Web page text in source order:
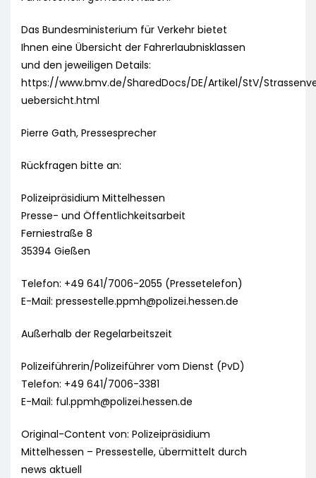
Das Bundesministerium für Verkehr bietet
Ihnen eine Übersicht der Fahrerlaubnisklassen
und den jeweiligen Details:
https://www.bmv.de/SharedDocs/DE/Artikel/StV/
uebersicht.html
Pierre Gath, Pressesprecher
Rückfragen bitte an:
Polizeipräsidium Mittelhessen
Presse- und Öffentlichkeitsarbeit
Ferniestraße 8
35394 Gießen
Telefon: +49 641/7006-2055 (Pressetelefon)
E-Mail: pressestelle.ppmh@polizei.hessen.de
Außerhalb der Regelarbeitszeit
Polizeiführerin/Polizeiführer vom Dienst (PvD)
Telefon: +49 641/7006-3381
E-Mail: ful.ppmh@polizei.hessen.de
Original-Content von: Polizeipräsidium
Mittelhessen – Pressestelle, übermittelt durch
news aktuell